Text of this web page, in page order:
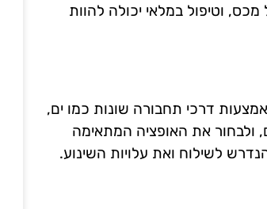
וטיפול במלאי יכולה להוות
דרכי תחבורה שונות כמו ים,
ולבחור את האופציה המתאימה
לשילוח ואת עלויות השינוע.